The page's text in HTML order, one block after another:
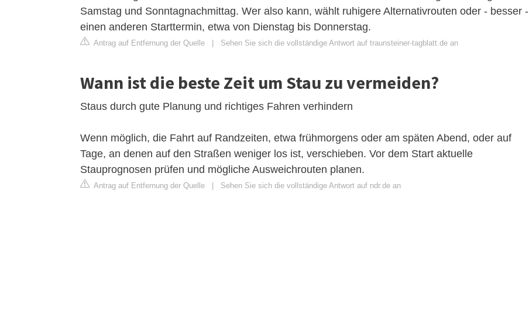
Samstag und Sonntagnachmittag. Wer also kann, wählt ruhigere Alternativrouten oder - besser -
einen anderen Starttermin, etwa von Dienstag bis Donnerstag.
Antrag auf Entfernung der Quelle Sehen Sie sich die vollständige Antwort auf traunsteiner-tagblatt.de an
Wann ist die beste Zeit um Stau zu vermeiden?
Staus durch gute Planung und richtiges Fahren verhindern
Wenn möglich, die Fahrt auf Randzeiten, etwa frühmorgens oder am späten Abend, oder auf
Tage, an denen auf den Straßen weniger los ist, verschieben. Vor dem Start aktuelle
Stauprognosen prüfen und mögliche Ausweichrouten planen.
Antrag auf Entfernung der Quelle Sehen Sie sich die vollständige Antwort auf ndr.de an